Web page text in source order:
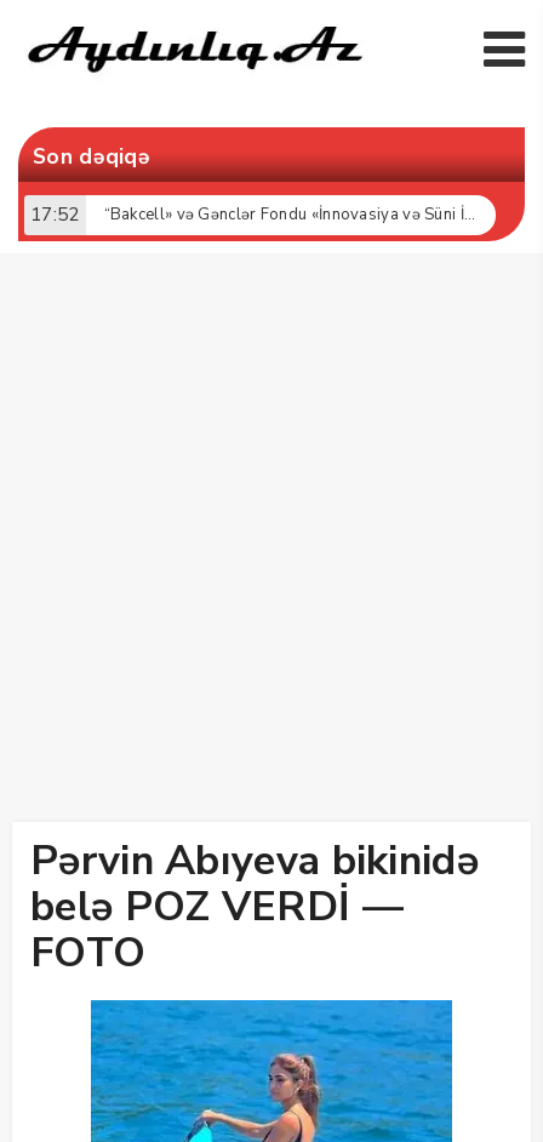
Son dəqiqə
17:52 “Bakcell» və Gənclər Fondu «İnnovasiya və Süni İntellekt» üzrə təqaüd proqramının qalibləri ilə görüş keçirib
Pərvin Abıyeva bikinidə
belə POZ VERDİ —
FOTO